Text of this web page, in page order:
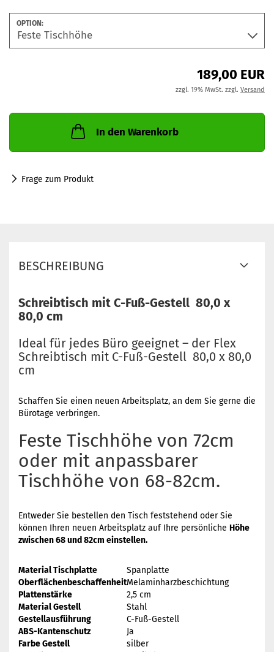
OPTION:
189,00 EUR
zzgl. 19% MwSt. zzgl. Versand
In den Warenkorb
Frage zum Produkt
BESCHREIBUNG
Schreibtisch mit C-Fuß-Gestell 80,0 x
80,0 cm
Ideal für jedes Büro geeignet – der Flex
Schreibtisch mit C-Fuß-Gestell 80,0 x 80,0
cm
Schaffen Sie einen neuen Arbeitsplatz, an dem Sie gerne die
Bürotage verbringen.
Feste Tischhöhe von 72cm
oder mit anpassbarer
Tischhöhe von 68-82cm.
Entweder Sie bestellen den Tisch feststehend oder Sie
können Ihren neuen Arbeitsplatz auf Ihre persönliche Höhe
zwischen 68 und 82cm einstellen.
Material Tischplatte
Spanplatte
OberflächenbeschaffenheitMelaminharzbeschichtung
Plattenstärke
2,5 cm
Material Gestell
Stahl
Gestellausführung
C-Fuß-Gestell
ABS-Kantenschutz
Ja
Farbe Gestell
silber